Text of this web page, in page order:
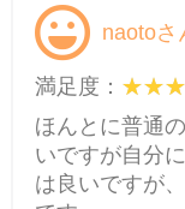
naotoさ
満足度：
ほんとに普通
いですが自分
は良いですが